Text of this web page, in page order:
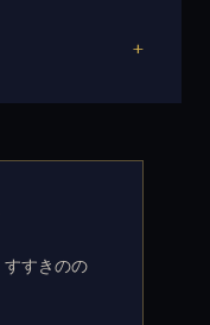
+
すすきのの